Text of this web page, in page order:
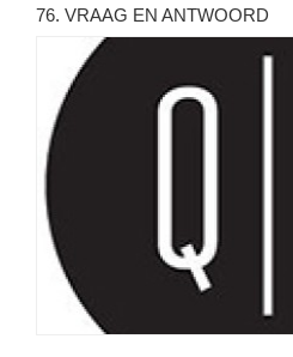
76. VRAAG EN ANTWOORD